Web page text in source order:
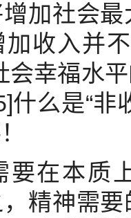
加社会
收入并
会幸福水
什么是“
本质上
精神需